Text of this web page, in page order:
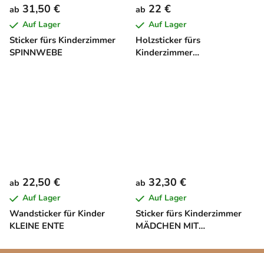
Sticker fürs Kinderzimmer
SPINNWEBE
ab 31,50 €
Auf Lager
Holzsticker fürs
Kinderzimmer
ab 22 €
Auf Lager
Wandsticker für Kinder
KLEINE ENTE
ab 22,50 €
Auf Lager
Sticker fürs Kinderzimmer
MÄDCHEN MIT
ab 32,30 €
Auf Lager